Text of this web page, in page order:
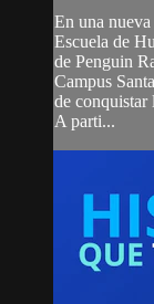
En una
Escuela de
de Penguin
Campus
de conquistar
A parti...